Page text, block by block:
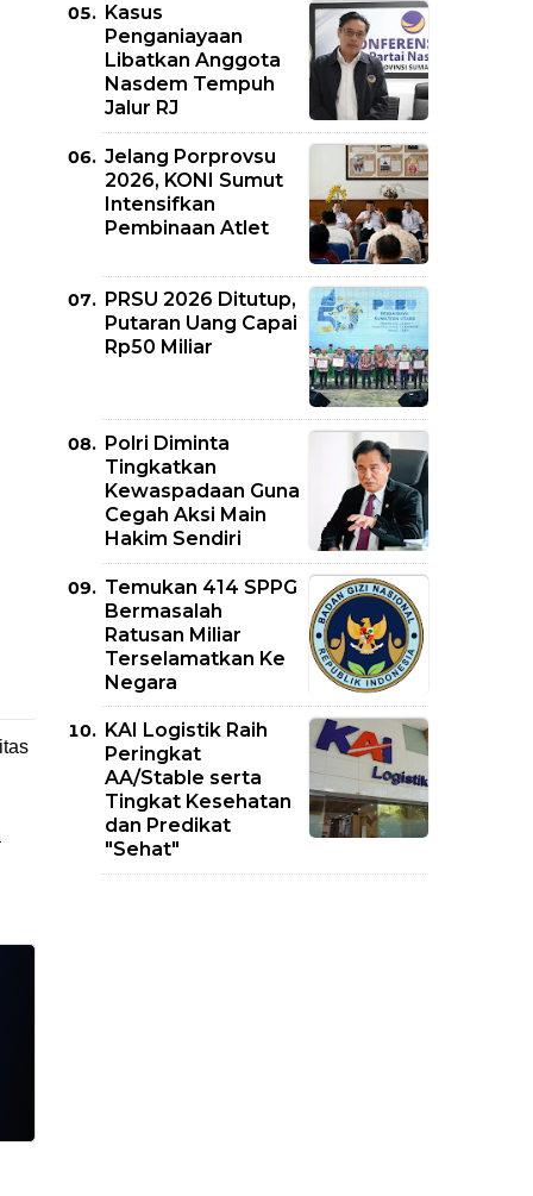
Kasus
Penganiayaan
Libatkan Anggota
Nasdem Tempuh
Jalur RJ
Jelang Porprovsu
2026, KONI Sumut
Intensifkan
Pembinaan Atlet
PRSU 2026 Ditutup,
Putaran Uang Capai
Rp50 Miliar
Polri Diminta
Tingkatkan
Kewaspadaan Guna
Cegah Aksi Main
Hakim Sendiri
Temukan 414 SPPG
Bermasalah
Ratusan Miliar
Terselamatkan Ke
Negara
KAI Logistik Raih
Peringkat
AA/Stable serta
Tingkat Kesehatan
dan Predikat
"Sehat"